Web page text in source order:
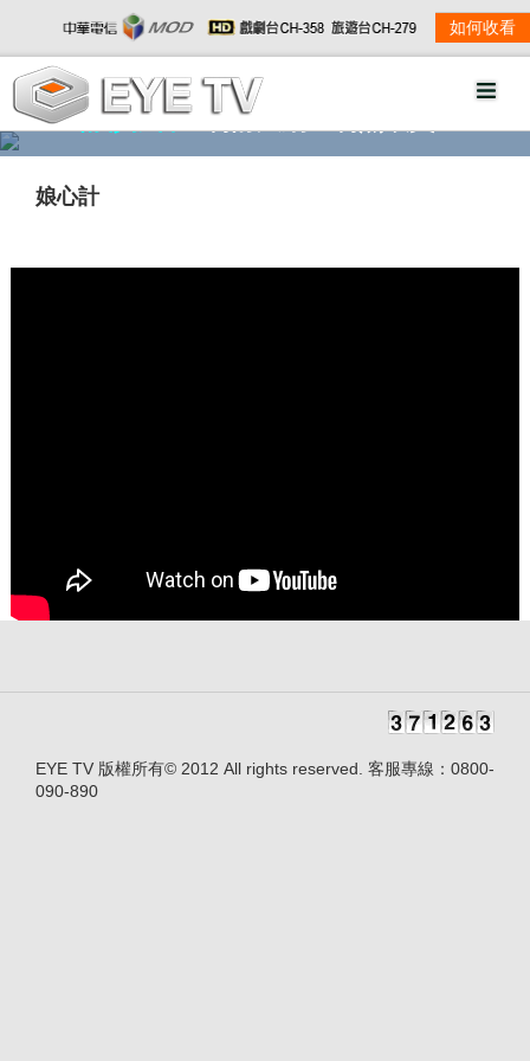
如何收看
精彩影音 劇情大綱
娘心計
EYE TV 版權所有© 2012 All rights reserved. 客服專線：0800-
090-890